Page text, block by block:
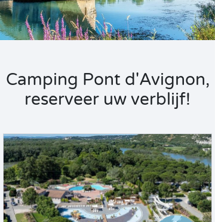
Camping Pont d'Avignon,
reserveer uw verblijf!